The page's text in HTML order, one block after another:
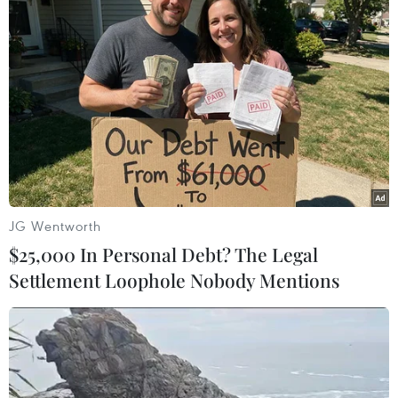
thuận Gaza
Xung đột Hamas-Israel: Phản ứng quốc tế về lộ
trình hòa bình 15 điểm ở Dải Gaza
TIN LIÊN QUAN
JG Wentworth
$25,000 In Personal Debt? The Legal
Settlement Loophole Nobody Mentions